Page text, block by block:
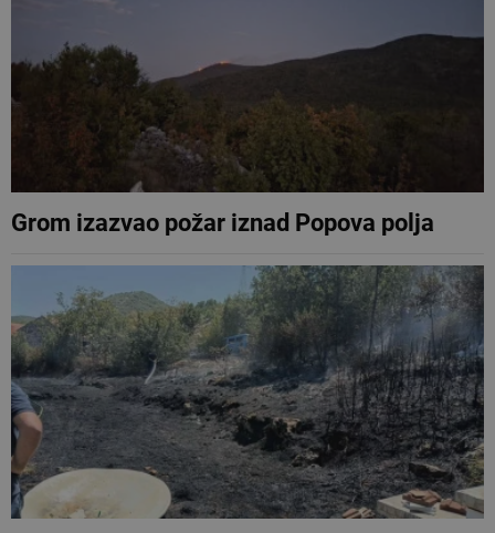
Grom izazvao požar iznad Popova polja